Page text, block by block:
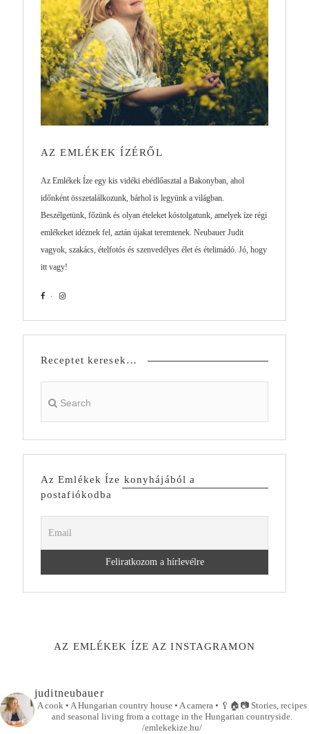
AZ EMLÉKEK ÍZÉRŐL
Az Emlékek Íze egy kis vidéki ebédlőasztal a Bakonyban, ahol
időnként összetalálkozunk, bárhol is legyünk a világban.
Beszélgetünk, főzünk és olyan ételeket kóstolgatunk, amelyek íze régi
emlékeket idéznek fel, aztán újakat teremtenek. Neubauer Judit
vagyok, szakács, ételfotós és szenvedélyes élet és ételimádó. Jó, hogy
itt vagy!
Receptet keresek…
Az Emlékek Íze konyhájából a
postafiókodba
AZ EMLÉKEK ÍZE AZ INSTAGRAMON
juditneubauer
A cook • A Hungarian country house • A camera • 🥄🏠📷Stories, recipes
and seasonal living from a cottage in the Hungarian countryside.
/emlekekize.hu/